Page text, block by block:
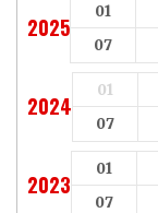
2025
01
07
2024
01
07
2023
01
07